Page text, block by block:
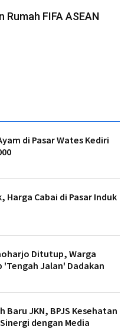
Rumah FIFA ASEAN
di Pasar Wates Kediri
Harga Cabai di Pasar Induk
Ditutup, Warga
'Tengah Jalan' Dadakan
Baru JKN, BPJS Kesehatan
dengan Media